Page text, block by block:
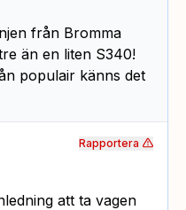
från Bromma
än en liten S340!
populair känns det
att ta vagen
Rapportera